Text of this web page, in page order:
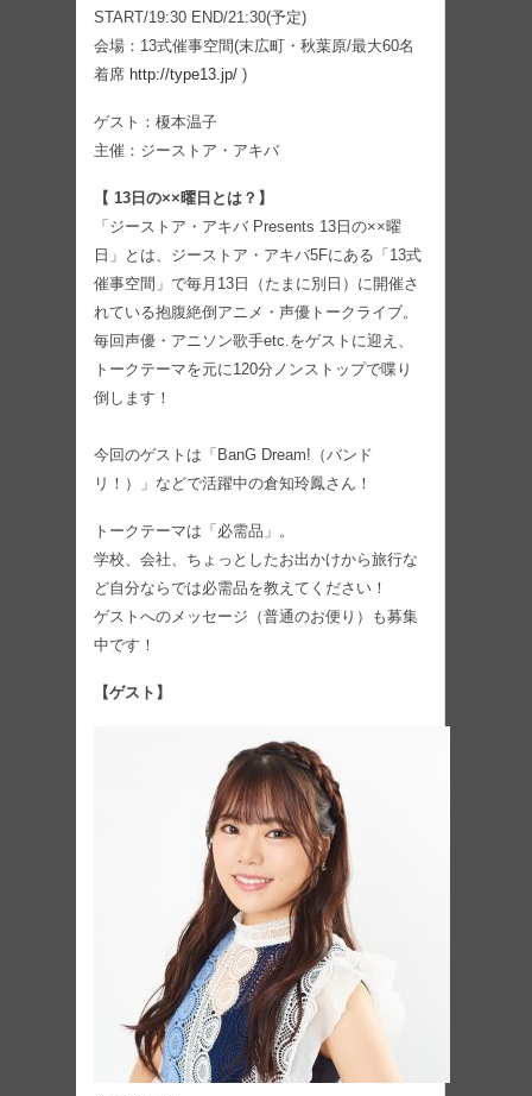
START/19:30 END/21:30(予定)
会場：13式催事空間(末広町・秋葉原/最大60名
着席 http://type13.jp/ )
ゲスト：榎本温子
主催：ジーストア・アキバ
【 13日の××曜日とは？】
「ジーストア・アキバ Presents 13日の××曜
日」とは、ジーストア・アキバ5Fにある「13式
催事空間」で毎月13日（たまに別日）に開催さ
れている抱腹絶倒アニメ・声優トークライブ。
毎回声優・アニソン歌手etc.をゲストに迎え、
トークテーマを元に120分ノンストップで喋り
倒します！
今回のゲストは「BanG Dream!（バンド
リ！）」などで活躍中の倉知玲鳳さん！
トークテーマは「必需品」。
学校、会社、ちょっとしたお出かけから旅行な
ど自分ならでは必需品を教えてください！
ゲストへのメッセージ（普通のお便り）も募集
中です！
【ゲスト】